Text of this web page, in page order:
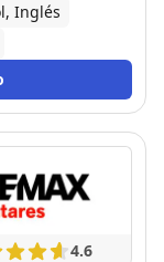
Inglés
4.6